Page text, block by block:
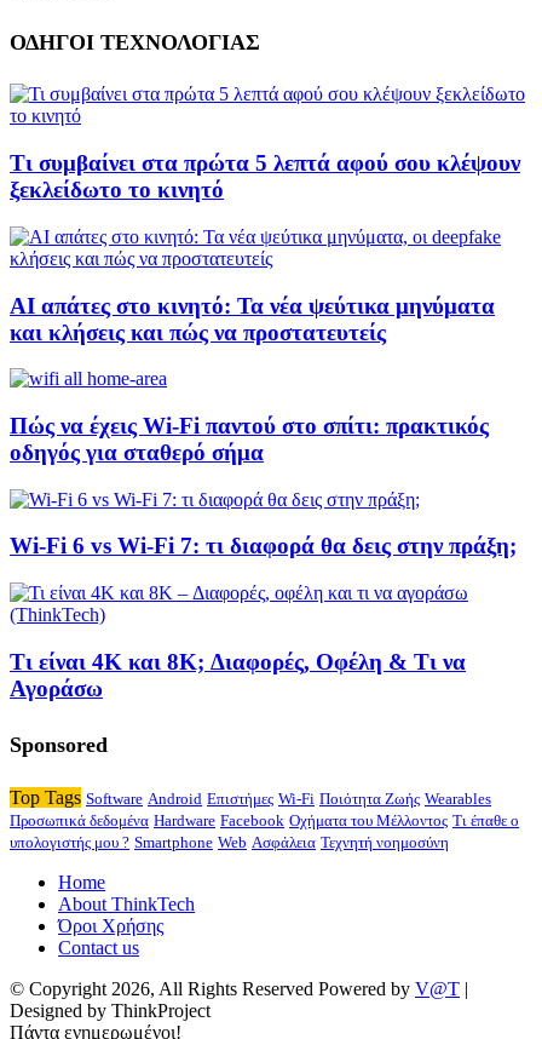
ΟΔΗΓΟΙ ΤΕΧΝΟΛΟΓΙΑΣ
Τι συμβαίνει στα πρώτα 5 λεπτά αφού σου κλέψουν
ξεκλείδωτο το κινητό
AI απάτες στο κινητό: Τα νέα ψεύτικα μηνύματα
και κλήσεις και πώς να προστατευτείς
Πώς να έχεις Wi-Fi παντού στο σπίτι: πρακτικός
οδηγός για σταθερό σήμα
Wi-Fi 6 vs Wi-Fi 7: τι διαφορά θα δεις στην πράξη;
Τι είναι 4K και 8K; Διαφορές, Οφέλη & Τι να
Αγοράσω
Sponsored
Top Tags Software Android Επιστήμες Wi-Fi Ποιότητα Ζωής Wearables
Προσωπικά δεδομένα Hardware Facebook Οχήματα του Μέλλοντος Τι έπαθε ο
υπολογιστής μου ? Smartphone Web Ασφάλεια Τεχνητή νοημοσύνη
Home
About ThinkTech
Όροι Χρήσης
Contact us
© Copyright 2026, All Rights Reserved Powered by V@T |
Designed by ThinkProject
Πάντα ενημερωμένοι!